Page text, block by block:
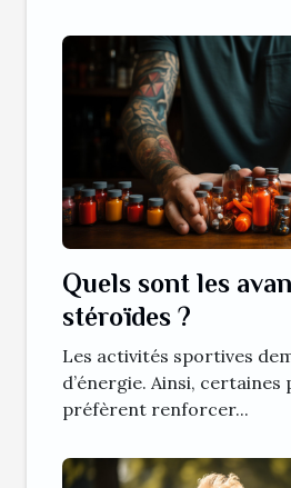
Quels sont les
stéroïdes ?
Les activités sportives
d’énergie. Ainsi, certaines
préfèrent renforcer...